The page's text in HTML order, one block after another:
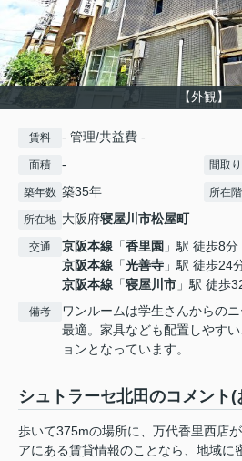
【外観】
賃料 - 管理/共益費 -
面積 - 間取り
築年数 築35年 所在階
所在地 大阪府寝屋川市松屋町
交通 京阪本線 「香里園 」駅 徒歩8分
京阪本線 「光善寺 」駅 徒歩24
京阪本線 「寝屋川市 」駅 徒歩
備考
ワンルームは学生さんからの
最適。家具なども配置しやす
ョンとなっています。
シュトラーセ北田のコメント
歩いて375mの場所に、万代香里西店
アにある賃貸情報のことなら、地域に